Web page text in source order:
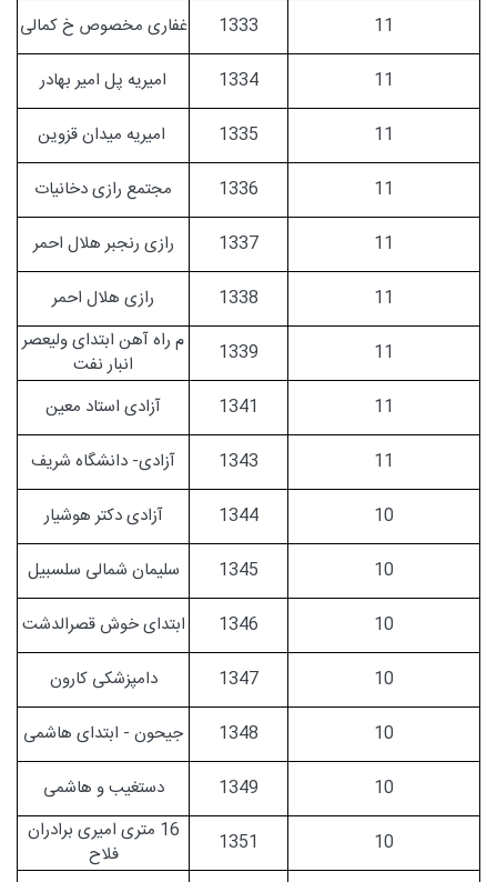
11
1333
غفاری مخصوص خ کمالی
11
1334
امیریه پل امیر بهادر
11
1335
امیریه میدان قزوین
11
1336
مجتمع رازی دخانیات
11
1337
رازی رنجبر هلال احمر
11
1338
رازی هلال احمر
11
1339
م راه آهن ابتدای ولیعصر
انبار نفت
11
1341
آزادی استاد معین
11
1343
آزادی- دانشگاه شریف
10
1344
آزادی دکتر هوشیار
10
1345
سلیمان شمالی سلسبیل
10
1346
ابتدای خوش قصرالدشت
10
1347
دامپزشکی کارون
10
1348
جیحون - ابتدای هاشمی
10
1349
دستغیب و هاشمی
10
1351
16 متری امیری برادران
فلاح